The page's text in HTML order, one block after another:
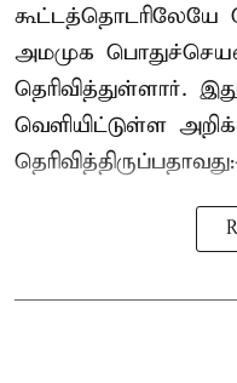
கூட்டத்தொடரிலேயே
அமமுக
தெரிவித்துள்ளார்.
வெளியிட்டுள்ள